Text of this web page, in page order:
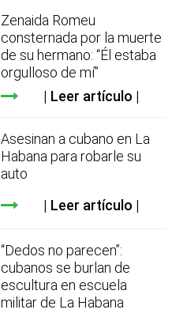
Zenaida Romeu
consternada por la muerte
de su hermano: “Él estaba
orgulloso de mí”
Leer artículo
Asesinan a cubano en La
Habana para robarle su
auto
Leer artículo
“Dedos no parecen”:
cubanos se burlan de
escultura en escuela
militar de La Habana